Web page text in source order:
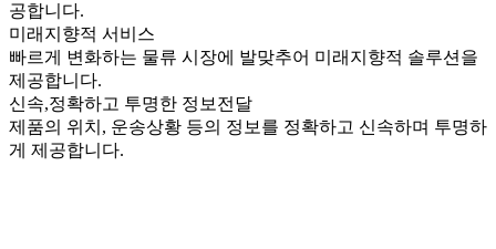
공합니다.
미래지향적 서비스
빠르게 변화하는 물류 시장에 발맞추어 미래지향적 솔루션을
제공합니다.
신속,정확하고 투명한 정보전달
제품의 위치, 운송상황 등의 정보를 정확하고 신속하며 투명하
게 제공합니다.